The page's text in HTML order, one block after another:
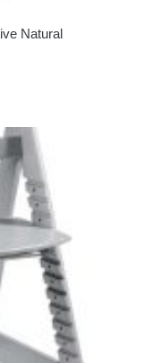
Natural